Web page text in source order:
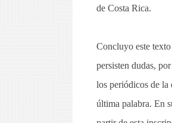
de Costa Rica.
Concluyo este
persisten dudas,
los periódicos de la
última palabra. En